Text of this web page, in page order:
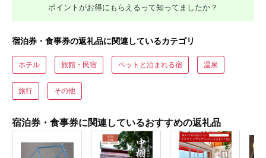
ポイントがお得にもらえるって知ってましたか？
宿泊券・食事券の返礼品に関連しているカテゴリ
ホテル 旅館・民宿 ペットと泊まれる宿 温泉
旅行 その他
宿泊券・食事券に関連しているおすすめの返礼品